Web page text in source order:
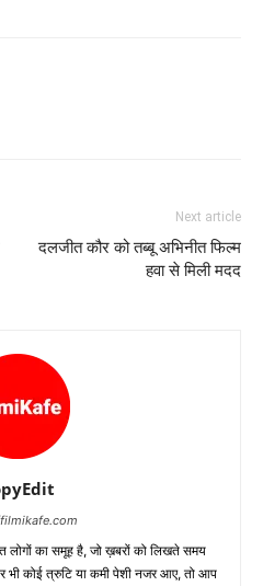
Next article
दलजीत कौर को तब्‍बू अभिनीत फिल्‍म
हवा से मिली मदद
का समूह है, जो ख़बरों को लिखते समय
भी कोई त्रुटि या कमी पेशी नजर आए, तो आप